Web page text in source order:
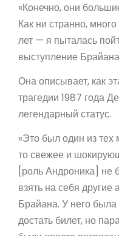
«Конечно, они
Как ни странно,
лет — я пыталась
выступление
Она описывает, как
трагедии 1987 года
легендарный статус.
«Это был один из
то свежее и
[роль Андроника] не
взять на себя
Брайана. У него
достать билет, но